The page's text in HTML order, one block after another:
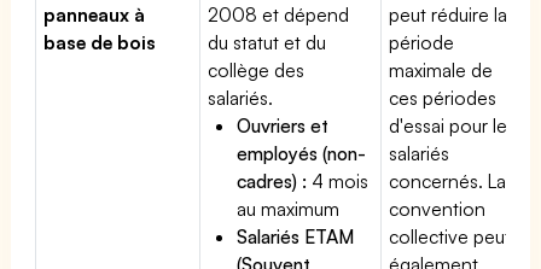
panneaux à
base de bois
2008 et dépend
du statut et du
collège des
salariés.
Ouvriers et
employés (non-
cadres) : 4 mois
au maximum
Salariés ETAM
(Souvent
peut réduire la
période
maximale de
ces périodes
d'essai pour les
salariés
concernés. La
convention
collective peut
également